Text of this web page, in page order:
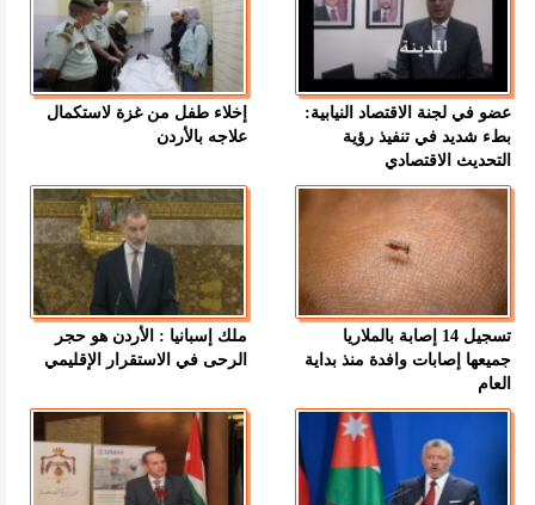
عضو في لجنة الاقتصاد النيابية:
بطء شديد في تنفيذ رؤية
التحديث الاقتصادي
إخلاء طفل من غزة لاستكمال
علاجه بالأردن
تسجيل 14 إصابة بالملاريا
جميعها إصابات وافدة منذ بداية
العام
ملك إسبانيا : الأردن هو حجر
الرحى في الاستقرار الإقليمي